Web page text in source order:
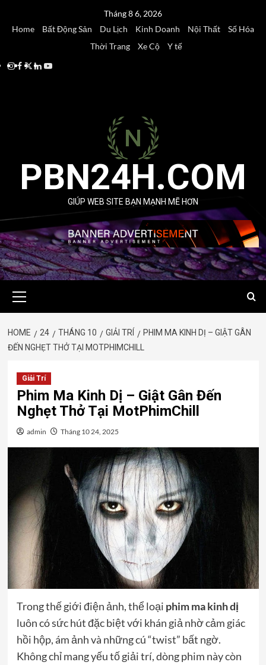
Tháng 8 6, 2026
Home
Bất Động Sản Du Lịch Kinh Doanh Nội Thất
Số Hóa
Thời Trang
Xe Cộ
Y tế
Instagram
Facebook
Twitter
Linkedin
Youtube
PBN24H.COM
GIÚP WEB SITE BẠN MẠNH MẼ HƠN
Menu
HOME 24 THÁNG 10 GIẢI TRÍ
PHIM MA KINH DỊ – GIẬT GÂN
ĐẾN NGHẸT THỞ TẠI MOTPHIMCHILL
Giải Trí
Phim Ma Kinh Dị – Giật Gân Đến
Nghẹt Thở Tại MotPhimChill
admin Tháng 10 24, 2025
Trong thế giới điện ảnh, thể loại phim ma kinh dị
luôn có sức hút đặc biệt với khán giả nhờ cảm giác
hồi hộp, ám ảnh và những cú “twist” bất ngờ.
Không chỉ mang yếu tố giải trí, dòng phim này còn